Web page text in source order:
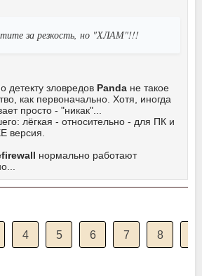
за резкость, но "ХЛАМ"!!!
детекту зловредов Panda не такое
как первоначально. Хотя, иногда
просто - "никак"...
лёгкая - относительно - для ПК и
версия.
нормально работают
4 5 6 7 8